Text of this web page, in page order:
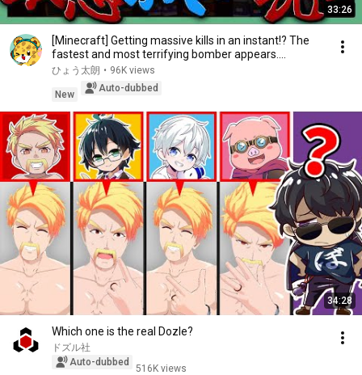
33:26
[Minecraft] Getting massive kills in an instant!? The
fastest and most terrifying bomber appears....
ひょう太朗 • 96K views
New
Auto-dubbed
34:28
Which one is the real Dozle?
ドズル社
Auto-dubbed
516K views